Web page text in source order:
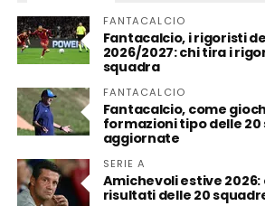
FANTACALCIO
Fantacalcio, i rigoristi
2026/2027: chi tira i
squadra
FANTACALCIO
Fantacalcio, come
formazioni tipo delle 20
aggiornate
SERIE A
Amichevoli estive
risultati delle 20